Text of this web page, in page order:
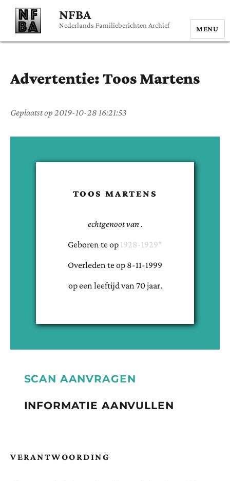
NFBA
Nederlands Familieberichten Archief MENU
Advertentie: Toos Martens
Geplaatst op 2019-10-28 16:21:53
TOOS MARTENS
echtgenoot van .
Geboren teop 1928-1929*
Overleden teop 8-11-1999
op een leeftijd van 70jaar.
SCAN AANVRAGEN
INFORMATIE AANVULLEN
VERANTWOORDING